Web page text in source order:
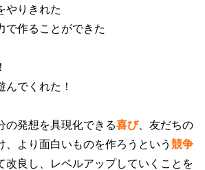
やりきれた
作ることができた
でくれた！
発想を具現化できる喜び、友だちの
、より面白いものを作ろうという 競争
改良し、レベルアップしていくことを